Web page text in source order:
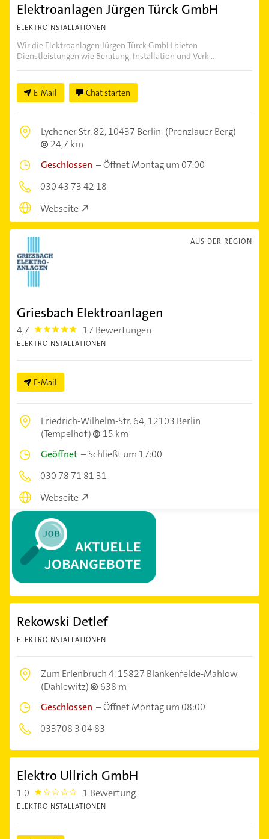
Elektroanlagen Jürgen Türck GmbH
ELEKTROINSTALLATIONEN
Wir die Elektroanlagen Jürgen Türck GmbH bieten
Dienstleistungen wie Beratung, Installation und Verk...
E-Mail Chat starten
Lychener Str. 82,10437 Berlin (Prenzlauer Berg)
24,7 km
Geschlossen –Öffnet Montag um 07:00
030 43 73 42 18
Webseite
AUS DER REGION
Griesbach Elektroanlagen
4,7 4.7000003 17 Bewertungen
ELEKTROINSTALLATIONEN
E-Mail
Friedrich-Wilhelm-Str. 64,12103 Berlin
(Tempelhof)
15 km
Geöffnet –Schließt um 17:00
030 78 71 81 31
Webseite
Rekowski Detlef
ELEKTROINSTALLATIONEN
Zum Erlenbruch 4,15827 Blankenfelde-Mahlow
(Dahlewitz)
638 m
Geschlossen –Öffnet Montag um 08:00
033708 3 04 83
Elektro Ullrich GmbH
1,0 1.0 1 Bewertung
ELEKTROINSTALLATIONEN